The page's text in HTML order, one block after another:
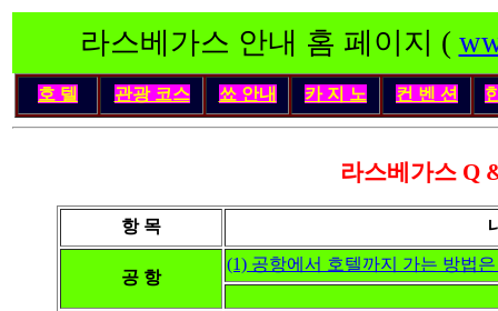
라스베가스 안내 홈 페이지 (
호 텔 관광 코스 쑈 안내 카 지 노 컨 벤 션
라스베가스 Q
항 목
공 항
(1) 공항에서 호텔까지 가는 방법은